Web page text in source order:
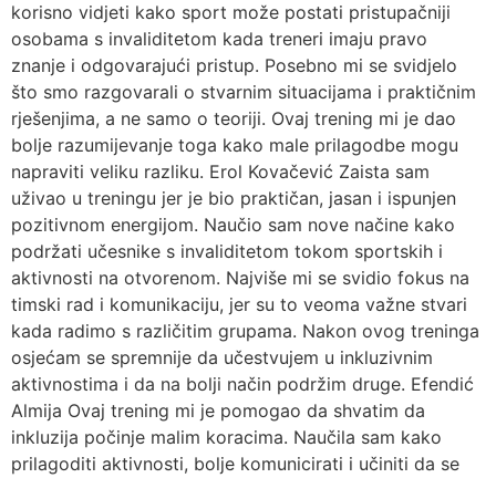
korisno vidjeti kako sport može postati pristupačniji
osobama s invaliditetom kada treneri imaju pravo
znanje i odgovarajući pristup. Posebno mi se svidjelo
što smo razgovarali o stvarnim situacijama i praktičnim
rješenjima, a ne samo o teoriji. Ovaj trening mi je dao
bolje razumijevanje toga kako male prilagodbe mogu
napraviti veliku razliku. Erol Kovačević Zaista sam
uživao u treningu jer je bio praktičan, jasan i ispunjen
pozitivnom energijom. Naučio sam nove načine kako
podržati učesnike s invaliditetom tokom sportskih i
aktivnosti na otvorenom. Najviše mi se svidio fokus na
timski rad i komunikaciju, jer su to veoma važne stvari
kada radimo s različitim grupama. Nakon ovog treninga
osjećam se spremnije da učestvujem u inkluzivnim
aktivnostima i da na bolji način podržim druge. Efendić
Almija Ovaj trening mi je pomogao da shvatim da
inkluzija počinje malim koracima. Naučila sam kako
prilagoditi aktivnosti, bolje komunicirati i učiniti da se